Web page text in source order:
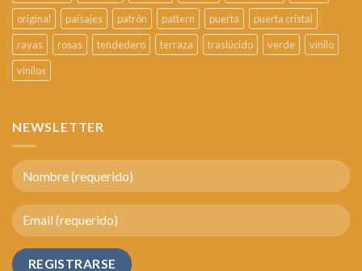
original
paisajes patrón pattern puerta
puerta cristal
rayas
rosas tendedero terraza traslúcido verde
vinilo
vinilos
NEWSLETTER